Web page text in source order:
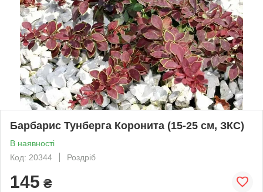
Барбарис Тунберга Коронита (15-25 см, ЗКС)
В наявності
Код: 20344
Роздріб
145 ₴